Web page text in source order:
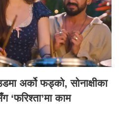
अर्को फड्को, सोनाक्षीका
‘फरिश्ता’मा काम